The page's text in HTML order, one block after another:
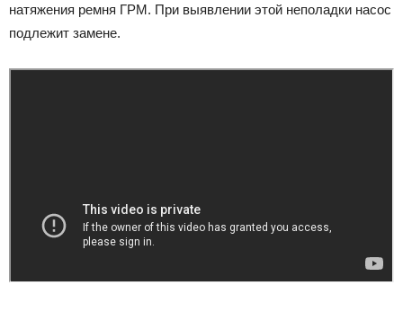
натяжения ремня ГРМ. При выявлении этой неполадки насос
подлежит замене.